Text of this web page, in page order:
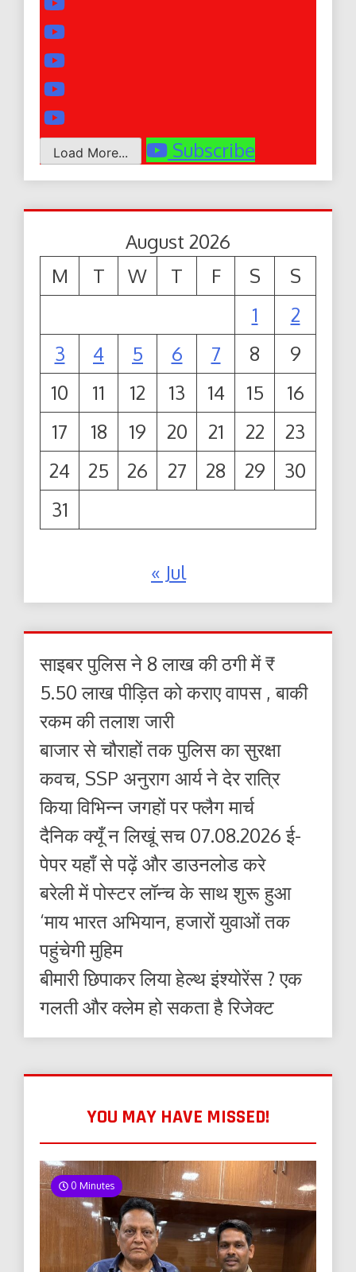
Load More... Subscribe
August 2026
M
T W T F S
S
1
2
3
4 5 6 7 8
9
10
11 12 13 14 15
16
17
18 19 20 21 22
23
24
25 26 27 28 29
30
31
« Jul
साइबर पुलिस ने 8 लाख की ठगी में ₹
5.50 लाख पीड़ित को कराए वापस , बाकी
रकम की तलाश जारी
बाजार से चौराहों तक पुलिस का सुरक्षा
कवच, SSP अनुराग आर्य ने देर रात्रि
किया विभिन्न जगहों पर फ्लैग मार्च
दैनिक क्यूँ न लिखूं सच 07.08.2026 ई-
पेपर यहाँ से पढ़ें और डाउनलोड करे
बरेली में पोस्टर लॉन्च के साथ शुरू हुआ
‘माय भारत अभियान, हजारों युवाओं तक
पहुंचेगी मुहिम
बीमारी छिपाकर लिया हेल्थ इंश्योरेंस ? एक
गलती और क्लेम हो सकता है रिजेक्ट
YOU MAY HAVE MISSED!
0 Minutes